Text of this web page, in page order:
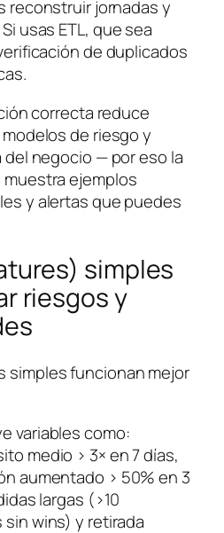
reconstruir jornadas y
usas ETL, que sea
de duplicados
correcta reduce
de riesgo y
del negocio — por eso la
ejemplos
y alertas que puedes
simples
riesgos y
simples funcionan mejor
variables como:
medio > 3× en 7 días,
aumentado > 50% en 3
largas (>10
wins) y retirada